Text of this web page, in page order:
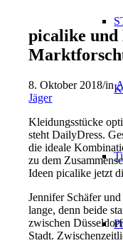
picalike und
8. Oktober 2018/in
Jäger
Kleidungsstücke
steht DailyDress.
die ideale
zu dem
Ideen picalike jetzt
Jennifer Schäfer
lange, denn beide
zwischen
Stadt.